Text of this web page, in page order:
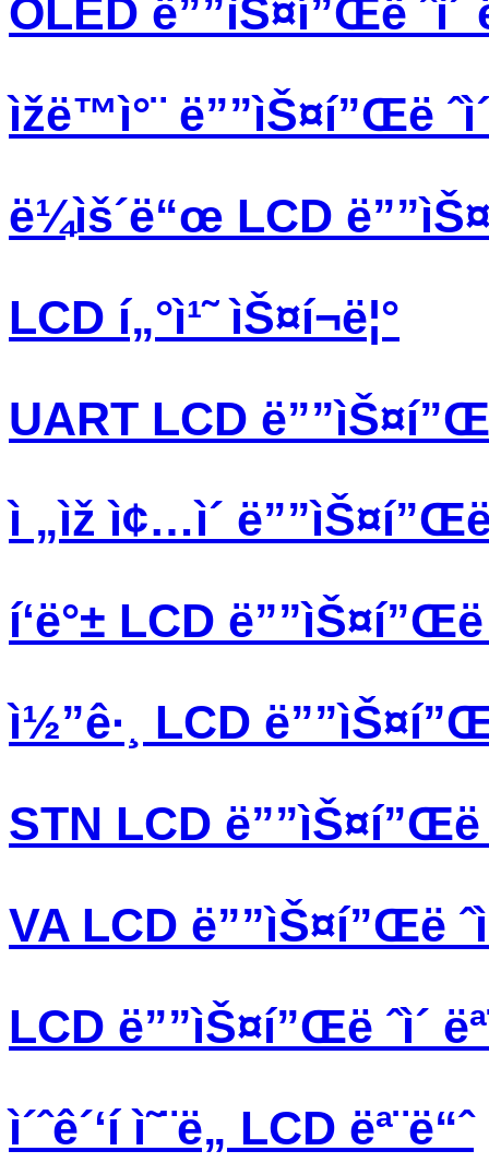
OLED ë””ìŠ¤í”Œë ˆì´
ìžë™ì°¨ ë””ìŠ¤í”Œë
ë¼ìš´ë“œ LCD
LCD í„°ì¹˜ ìŠ¤í¬ë¦°
UART LCD ë””ìŠ¤í”Œë
ì „ìž ì¢…ì´ ë””ìŠ¤í”Œë
í‘ë°± LCD ë””ìŠ¤í”Œë
ì½”ê·¸ LCD
STN LCD ë””ìŠ¤í”Œë
VA LCD ë””ìŠ¤í”Œë
LCD ë””ìŠ¤í”Œë ˆì´
ì´ˆê´‘í­ ì˜¨ë„ LCD ëª¨ë“ˆ